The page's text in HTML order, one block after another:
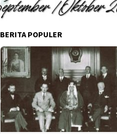
BERITA POPULER